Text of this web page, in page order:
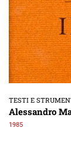
TESTI E
Alessandro
1985